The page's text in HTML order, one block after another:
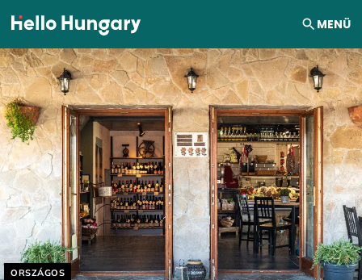
Ugrás a tartalomhoz MENÜ
Helyszín címkék:
ORSZÁGOS